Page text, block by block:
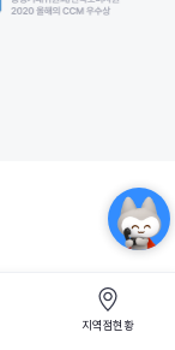
지역점현황